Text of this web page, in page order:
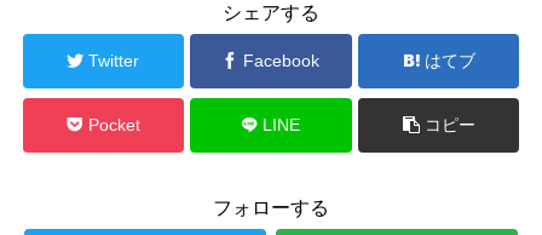
シェアする
Twitter Facebook はてブ
Pocket LINE コピー
フォローする